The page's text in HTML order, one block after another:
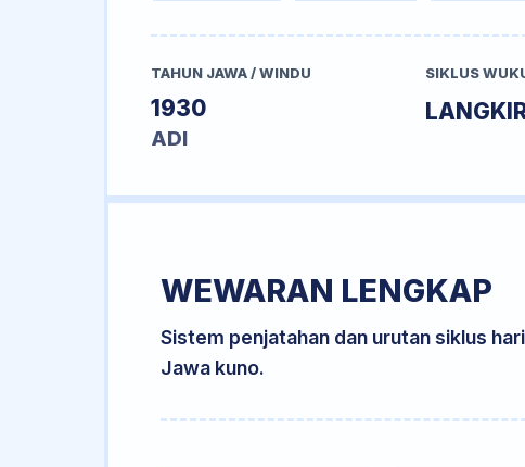
TAHUN JAWA / WINDU
1930
ADI
SIKLUS
WEWARAN LENGKAP
Sistem penjatahan dan urutan siklus
Jawa kuno.